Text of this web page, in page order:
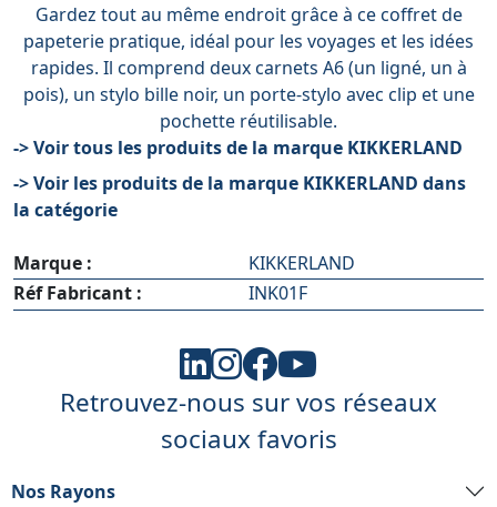
Gardez tout au même endroit grâce à ce coffret de
papeterie pratique, idéal pour les voyages et les idées
rapides. Il comprend deux carnets A6 (un ligné, un à
pois), un stylo bille noir, un porte-stylo avec clip et une
pochette réutilisable.
-> Voir tous les produits de la marque KIKKERLAND
-> Voir les produits de la marque KIKKERLAND dans
la catégorie
Marque :
KIKKERLAND
Réf Fabricant :
INK01F
Retrouvez-nous sur vos réseaux
sociaux favoris
Nos Rayons